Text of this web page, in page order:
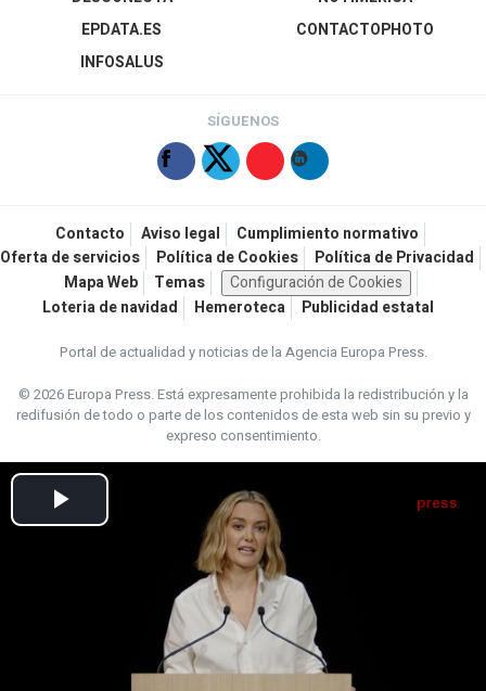
EPDATA.ES
INFOSALUS
CONTACTOPHOTO
SÍGUENOS
Contacto Aviso legal
Cumplimiento normativo
Oferta de servicios
Política de Cookies
Política de Privacidad
Mapa Web
Temas
Configuración de Cookies
Loteria de navidad
Hemeroteca Publicidad estatal
Portal de actualidad y noticias de la Agencia Europa Press.
© 2026 Europa Press.Está expresamente prohibida la redistribución y la
redifusión de todo o parte de los contenidos de esta web sin su previo y
expreso consentimiento.